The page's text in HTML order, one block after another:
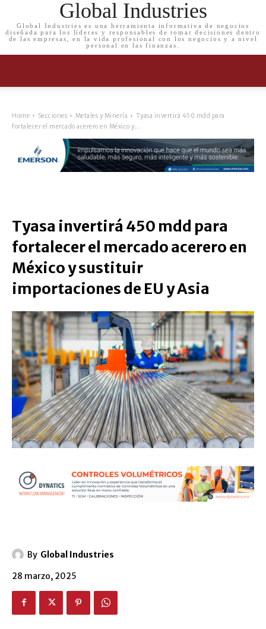
Global Industries
Global Industries es una herramienta informativa de negocios
diseñada para los líderes y responsables de tomar decisiones dentro
de las empresas, en la vida profesional con los negocios y a nivel
personal en las finanzas.
Home Secciones Metales y Minería
Tyasa invertirá 450 mdd para
fortalecer el mercado acerero en México y...
Tyasa invertirá 450 mdd para
fortalecer el mercado acerero en
México y sustituir
importaciones de EU y Asia
By Global Industries
28 marzo, 2025